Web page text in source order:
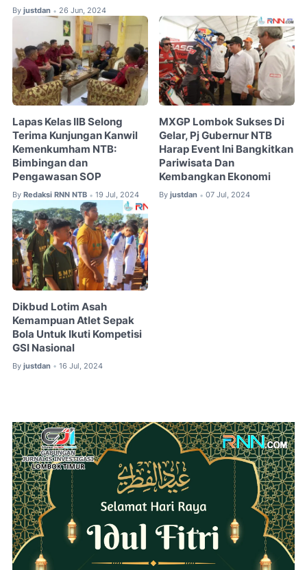
By justdan • 26 Jun, 2024
Lapas Kelas IIB Selong
Terima Kunjungan Kanwil
Kemenkumham NTB:
Bimbingan dan
Pengawasan SOP
By Redaksi RNN NTB • 19 Jul, 2024
MXGP Lombok Sukses Di
Gelar, Pj Gubernur NTB
Harap Event Ini Bangkitkan
Pariwisata Dan
Kembangkan Ekonomi
By justdan • 07 Jul, 2024
Dikbud Lotim Asah
Kemampuan Atlet Sepak
Bola Untuk Ikuti Kompetisi
GSI Nasional
By justdan • 16 Jul, 2024